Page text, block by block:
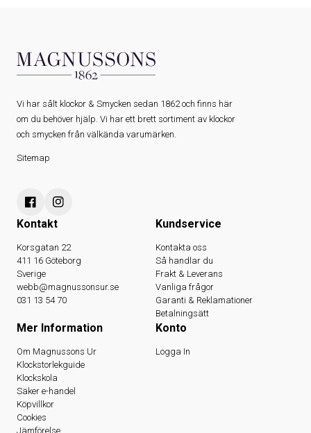
Vi har sålt klockor & Smycken sedan 1862 och finns här
om du behöver hjälp. Vi har ett brett sortiment av klockor
och smycken från välkända varumärken.
Sitemap
Kontakt
Korsgatan 22
411 16 Göteborg
Sverige
webb@magnussonsur.se
031 13 54 70
Kundservice
Kontakta oss
Så handlar du
Frakt & Leverans
Vanliga frågor
Garanti & Reklamationer
Betalningsätt
Mer Information
Om Magnussons Ur
Klockstorlekguide
Klockskola
Säker e-handel
Köpvillkor
Cookies
Jämförelse
Konto
Logga In